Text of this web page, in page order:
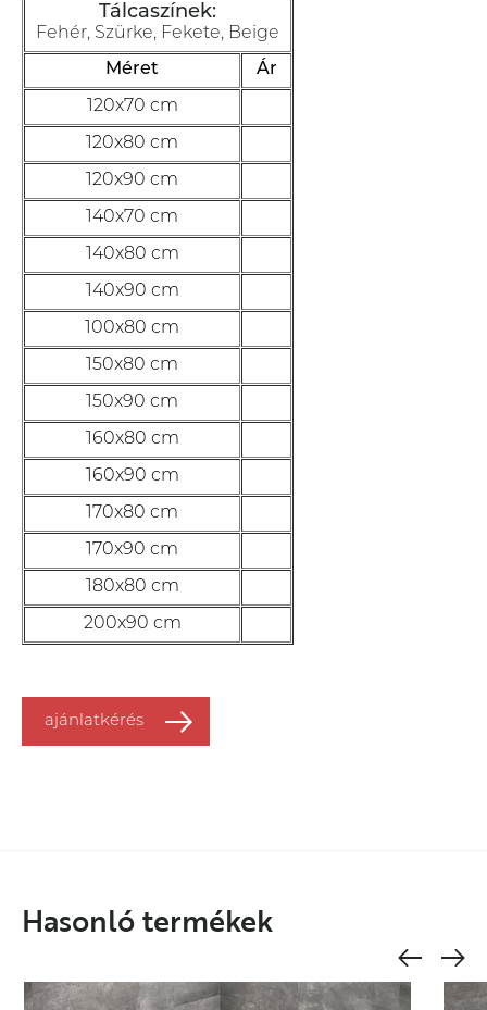
Tálcaszínek:
Fehér, Szürke, Fekete, Beige
Méret Ár
120x70 cm
120x80 cm
120x90 cm
140x70 cm
140x80 cm
140x90 cm
100x80 cm
150x80 cm
150x90 cm
160x80 cm
160x90 cm
170x80 cm
170x90 cm
180x80 cm
200x90 cm
ajánlatkérés
Hasonló termékek